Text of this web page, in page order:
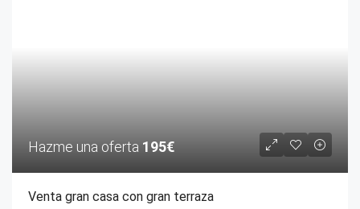
Hazme una oferta 195€
Venta gran casa con gran terraza